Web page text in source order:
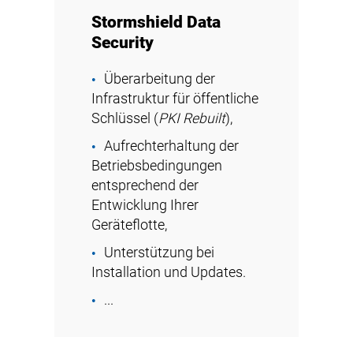
Stormshield Data
Security
Überarbeitung der
Infrastruktur für öffentliche
Schlüssel (PKI Rebuilt),
Aufrechterhaltung der
Betriebsbedingungen
entsprechend der
Entwicklung Ihrer
Geräteflotte,
Unterstützung bei
Installation und Updates.
...